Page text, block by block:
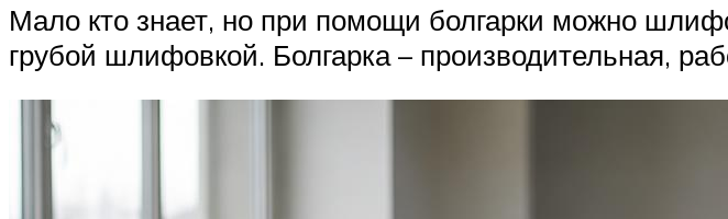
Мало кто знает, но при помощи болгарки можно
грубой шлифовкой. Болгарка – производительная,